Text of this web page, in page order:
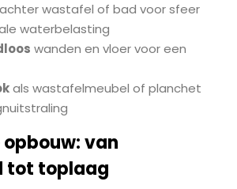
achter wastafel of bad voor sfeer
waterbelasting
wanden en vloer voor een
als wastafelmeubel of planchet
van
tot toplaag